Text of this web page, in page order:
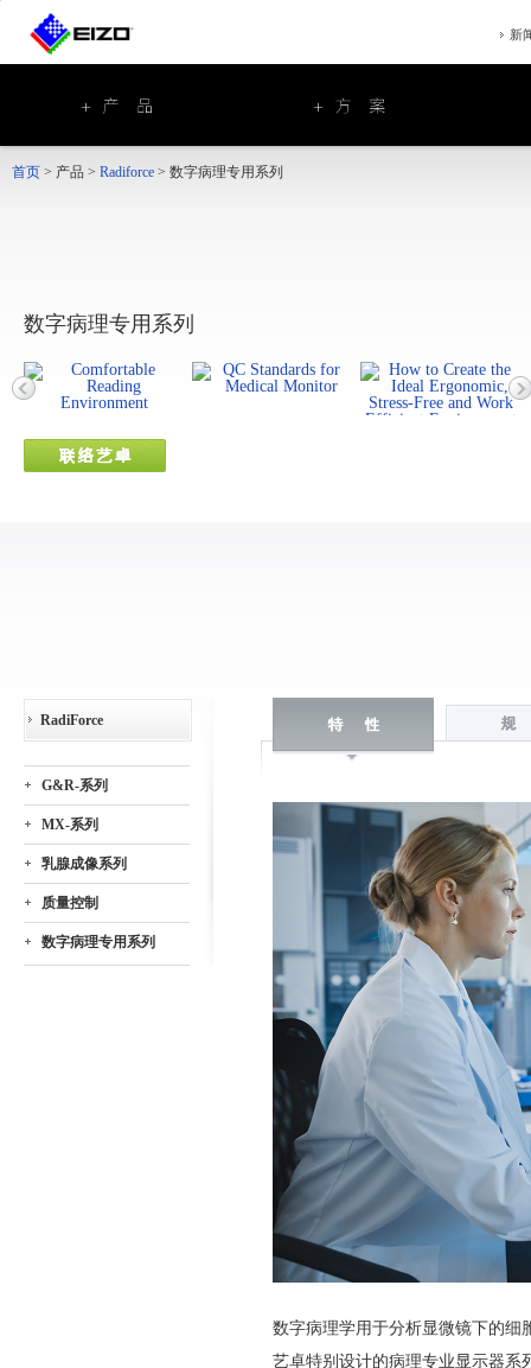
新
首页 > 产品 > Radiforce > 数字病理专用系列
数字病理专用系列
RadiForce
G&R-系列
MX-系列
乳腺成像系列
质量控制
数字病理专用系列
数字病理学用于分析显微镜下的细
艺卓特别设计的病理专业显示器系